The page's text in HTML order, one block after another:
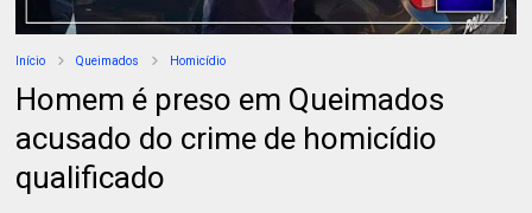
Início Queimados Homicídio
Homem é preso em Queimados
acusado do crime de homicídio
qualificado